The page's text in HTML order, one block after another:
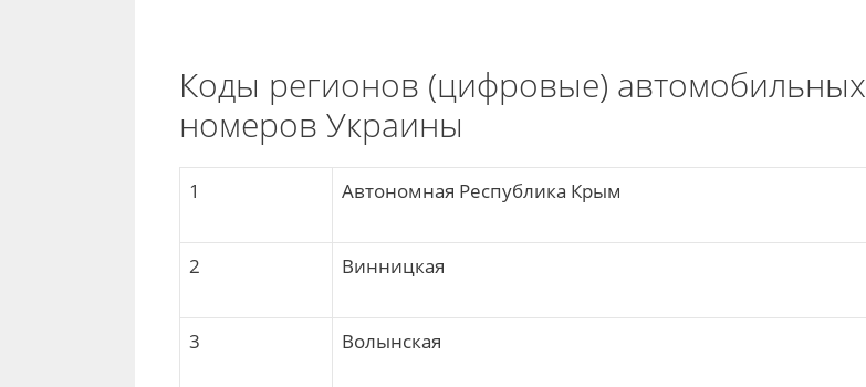
Коды регионов (цифровые) автомобильных
номеров Украины
1 Автономная Республика Крым
2 Винницкая
3 Волынская